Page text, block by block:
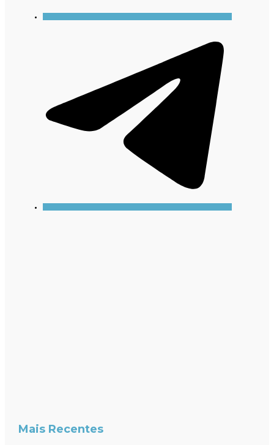
Mais Recentes